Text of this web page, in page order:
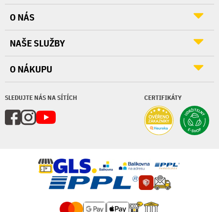
SLEDUJTE NÁS NA SÍTÍCH CERTIFIKÁTY
O NÁS
NAŠE SLUŽBY
O NÁKUPU